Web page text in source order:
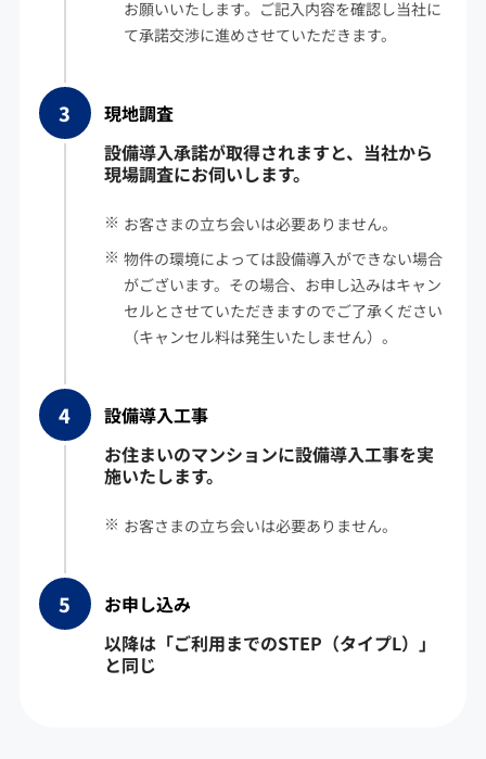
お願いいたします。ご記入内容を確認し当社に
て承諾交渉に進めさせていただきます。
現地調査
設備導入承諾が取得されますと、当社から
現場調査にお伺いします。
お客さまの立ち会いは必要ありません。
物件の環境によっては設備導入ができない場合
がございます。その場合、お申し込みはキャン
セルとさせていただきますのでご了承ください
（キャンセル料は発生いたしません）。
設備導入工事
お住まいのマンションに設備導入工事を実
施いたします。
お客さまの立ち会いは必要ありません。
お申し込み
以降は「ご利用までのSTEP（タイプL）」
と同じ